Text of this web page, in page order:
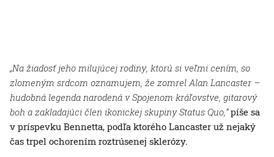
„Na žiadosť jeho milujúcej rodiny, ktorú si veľmi cením, so
zlomeným srdcom oznamujem, že zomrel Alan Lancaster –
hudobná legenda narodená v Spojenom kráľovstve, gitarový
boh a zakladajúci člen ikonickej skupiny Status Quo,“píše sa
v príspevku Bennetta, podľa ktorého Lancaster už nejaký
čas trpel ochorením roztrúsenej sklerózy.